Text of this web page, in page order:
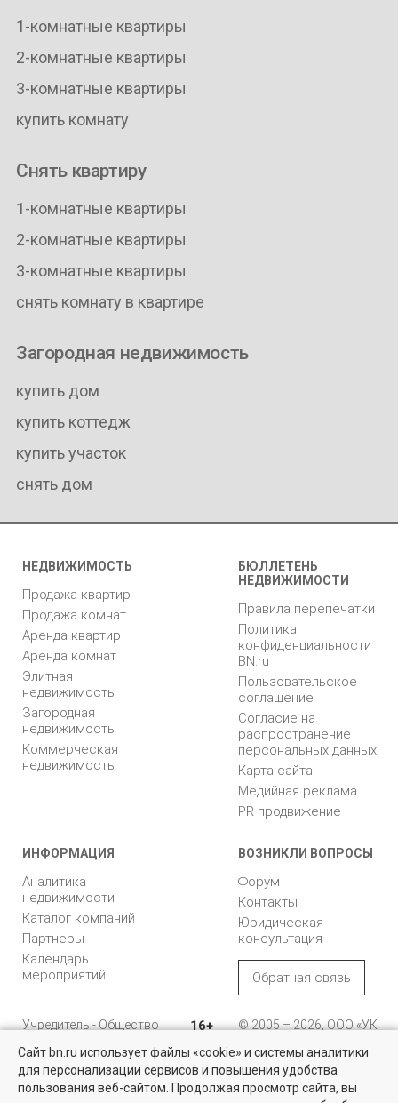
1-комнатные квартиры
2-комнатные квартиры
3-комнатные квартиры
купить комнату
Снять квартиру
1-комнатные квартиры
2-комнатные квартиры
3-комнатные квартиры
снять комнату в квартире
Загородная недвижимость
купить дом
купить коттедж
купить участок
снять дом
НЕДВИЖИМОСТЬ
Продажа квартир
Продажа комнат
Аренда квартир
Аренда комнат
Элитная
недвижимость
Загородная
недвижимость
Коммерческая
недвижимость
БЮЛЛЕТЕНЬ
НЕДВИЖИМОСТИ
Правила перепечатки
Политика
конфиденциальности
BN.ru
Пользовательское
соглашение
Согласие на
распространение
персональных данных
Карта сайта
Медийная реклама
PR продвижение
ИНФОРМАЦИЯ
Аналитика
недвижимости
Каталог компаний
Партнеры
Календарь
мероприятий
ВОЗНИКЛИ ВОПРОСЫ
Форум
Контакты
Юридическая
консультация
Обратная связь
Учредитель - Общество
ответственностью
"Управляющая
компания "Бюллетень
недвижимости"
16+
© 2005 – 2026, ООО «УК
196105, Санкт-
Петербург, пр. Юрия
Гагарина, 1
Сайт bn.ru использует файлы «cookie» и системы аналитики
для персонализации сервисов и повышения удобства
пользования веб-сайтом. Продолжая просмотр сайта, вы